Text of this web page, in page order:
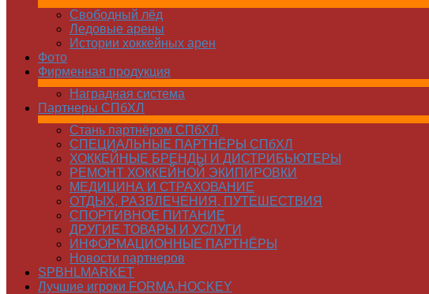
Свободный лёд
Ледовые арены
Истории хоккейных арен
Фото
Фирменная продукция
Наградная система
Партнеры СПбХЛ
Стань партнёром СПбХЛ
СПЕЦИАЛЬНЫЕ ПАРТНЁРЫ СПбХЛ
ХОККЕЙНЫЕ БРЕНДЫ И ДИСТРИБЬЮТЕРЫ
РЕМОНТ ХОККЕЙНОЙ ЭКИПИРОВКИ
МЕДИЦИНА И СТРАХОВАНИЕ
ОТДЫХ, РАЗВЛЕЧЕНИЯ, ПУТЕШЕСТВИЯ
СПОРТИВНОЕ ПИТАНИЕ
ДРУГИЕ ТОВАРЫ И УСЛУГИ
ИНФОРМАЦИОННЫЕ ПАРТНЁРЫ
Новости партнеров
SPBHLMARKET
Лучшие игроки FORMA.HOCKEY